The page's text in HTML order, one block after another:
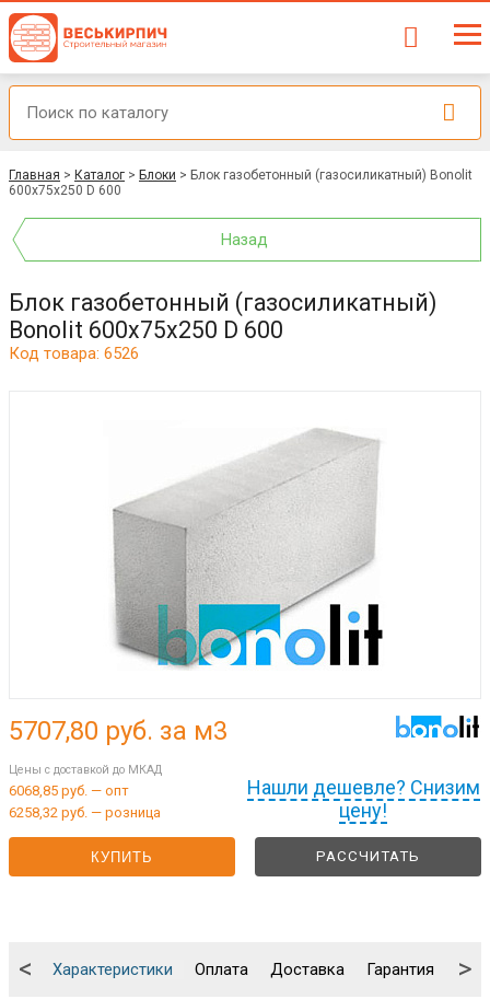
Главная > Каталог > Блоки > Блок газобетонный (газосиликатный) Bonolit
600x75x250 D 600
Назад
Блок газобетонный (газосиликатный)
Bonolit 600x75x250 D 600
Код товара: 6526
Нашли дешевле? Снизим
цену!
5707,80 руб. за м3
Цены с доставкой до МКАД
6068,85 руб. — опт
6258,32 руб. — розница
КУПИТЬ РАССЧИТАТЬ
Характеристики Оплата Доставка Гарантия
< >